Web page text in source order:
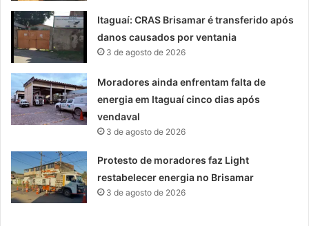
Itaguaí: CRAS Brisamar é transferido após
danos causados por ventania
3 de agosto de 2026
Moradores ainda enfrentam falta de
energia em Itaguaí cinco dias após
vendaval
3 de agosto de 2026
Protesto de moradores faz Light
restabelecer energia no Brisamar
3 de agosto de 2026